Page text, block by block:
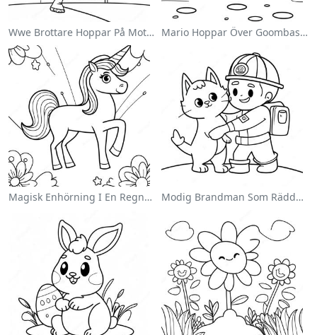
Wwe Brottare Hoppar På Motståndare Målarbild Mario Hoppar Över Goombas Målarbild
Magisk Enhörning I En Regnbåge Målarbild Modig Brandman Som Räddar En Katt Målarbild